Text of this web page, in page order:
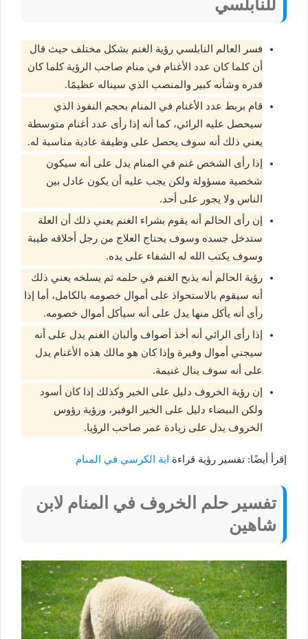
للنابلسي
فسر العالم النابلسي رؤية الغنم بشكل مختلف حيث قال
أن كلما كان عدد الأغنام في منام صاحب الرؤية كلما كان
قدره وشأنه كبير والمنصب الذي سيناله عظيمًا.
قام بربط عدد الأغنام في المنام بحجم النفوذ الذي
سيحصل عليه الرائي، كما أنه إذا رأى عدد أغنام متوسطة
يعني ذلك أنه سوف يحصل على وظيفة عادية مناسبة له.
إذا رأى الشخص غنم في المنام يدل على أنه سيكون
شخصية مسؤولة ولكن يجب عليه أن يكون عادل بين
الناس ولا يجور على أحد.
إن رأى الحالم أنه يقوم بشراء الغنم يعني ذلك أن العلة
ستدخل جسده وسوف يحتاج العلاج من رجل أخلاقه طيبة
وسوف يكتب الله له الشفاء على يده.
رؤية الحالم أنه يذبح الغنم في حلمه ثم يسلخه يعني ذلك
أنه سيقوم بالاستحواذ على أموال خصومه بالكامل، أما إذا
رأى أنه يأكل منها يدل على أنه سيأكل أموال خصومه.
إذا رأى الرائي أنه أخذ أصواف وألبان الغنم يدل على أنه
سيجني أموال وفيرة وإذا كان هو مالك هذه الأغنام يدل
على أنه سوف ينال غنيمة.
إن رؤية الخروف دليل على الخير وكذلك إذا كان أسود
ولكن البيضاء دليل على الخير الوفير، ورؤية رؤوس
الخروف يدل على زيادة عمر صاحب الرؤيا.
إقرأ أيضًا: تفسير رؤية قراءة اية الكرسي في المنام
تفسير حلم الخروف في المنام لابن
شاهين